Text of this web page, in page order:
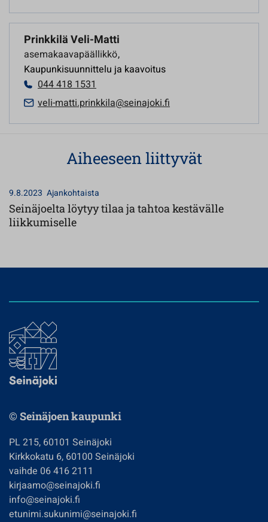
Prinkkilä Veli-Matti
asemakaavapäällikkö,
Kaupunkisuunnittelu ja kaavoitus
044 418 1531
veli-matti.prinkkila@seinajoki.fi
Aiheeseen liittyvät
9.8.2023 Ajankohtaista
Seinäjoelta löytyy tilaa ja tahtoa kestävälle
liikkumiselle
© Seinäjoen kaupunki
PL 215, 60101 Seinäjoki
Kirkkokatu 6, 60100 Seinäjoki
vaihde 06 416 2111
kirjaamo@seinajoki.fi
info@seinajoki.fi
etunimi.sukunimi@seinajoki.fi